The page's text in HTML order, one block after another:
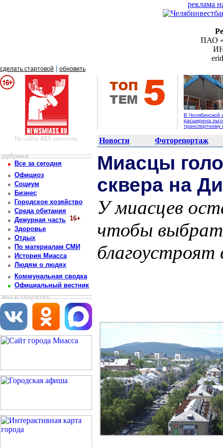
реклама
ПАО
сделать стартовой обновить
В Челябинской
расширена
транспортному
На сайте433 читателя Новости Фоторепортаж
рубрики
Все за сегодня
Официоз
Социум
Бизнес
Городское хозяйство
Среда обитания
Дежурная часть 16+
Здоровье
Отдых
По материалам СМИ
История Миасса
Людям о людях
Коммунальная сводка
Официальный вестник
мы в соцсетях
Миасцы
сквера на
У миасцев
чтобы
благоустроят